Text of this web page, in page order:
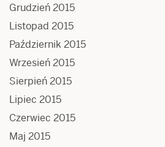
Grudzień 2015
Listopad 2015
Październik 2015
Wrzesień 2015
Sierpień 2015
Lipiec 2015
Czerwiec 2015
Maj 2015